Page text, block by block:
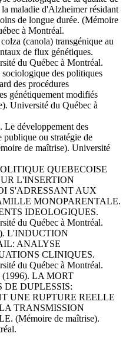
la maladie d'Alzheimer résidant
de longue durée. (Mémoire
à Montréal.
(canola) transgénique au
de flux génétiques.
du Québec à Montréal.
des politiques
des procédures
génétiquement modifiés
Université du Québec à
développement des
ou stratégie de
de maîtrise). Université
QUEBECOISE
L'INSERTION
S'ADRESSANT AUX
MONOPARENTALE.
IDEOLOGIQUES.
du Québec à Montréal.
L'INDUCTION
ANALYSE
CLINIQUES.
du Québec à Montréal.
LA MORT
DUPLESSIS:
UNE RUPTURE REELLE
TRANSMISSION
(Mémoire de maîtrise).